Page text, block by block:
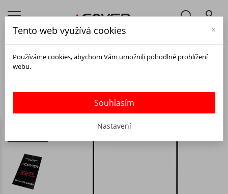
Tento web využívá cookies x
Používáme cookies, abychom Vám umožnili pohodlné prohlížení
webu.
Souhlasím
Nastavení